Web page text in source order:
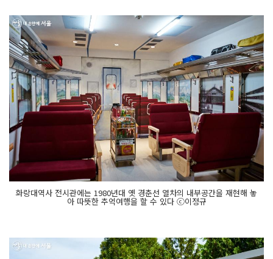
화랑대역사 전시관에는 1980년대 옛 경춘선 열차의 내부공간을 재현해 놓
아 따뜻한 추억여행을 할 수 있다 ⓒ이정규